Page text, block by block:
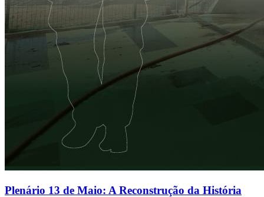
Plenário 13 de Maio: A Reconstrução da História